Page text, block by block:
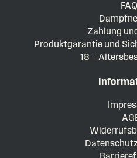
Zahlung
Produktgarantie und
18 +